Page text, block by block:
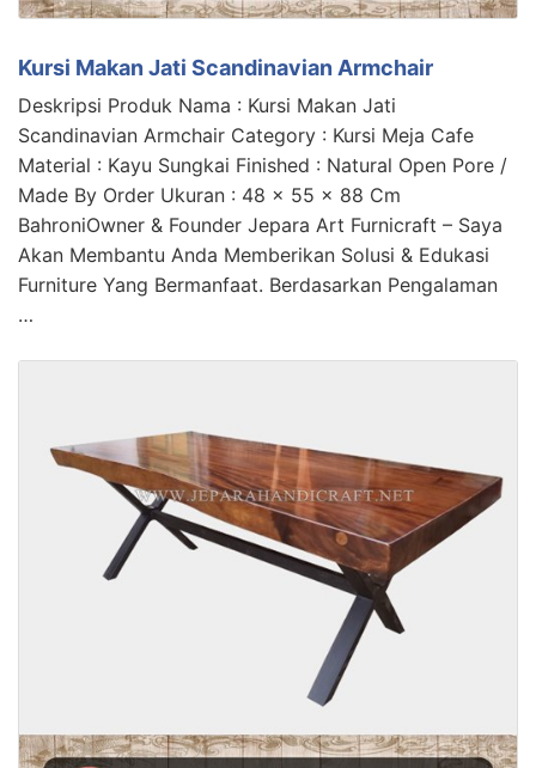
Kursi Makan Jati Scandinavian Armchair
Deskripsi Produk Nama : Kursi Makan Jati
Scandinavian Armchair Category : Kursi Meja Cafe
Material : Kayu Sungkai Finished : Natural Open Pore /
Made By Order Ukuran : 48 x 55 x 88 Cm
BahroniOwner & Founder Jepara Art Furnicraft – Saya
Akan Membantu Anda Memberikan Solusi & Edukasi
Furniture Yang Bermanfaat. Berdasarkan Pengalaman
…